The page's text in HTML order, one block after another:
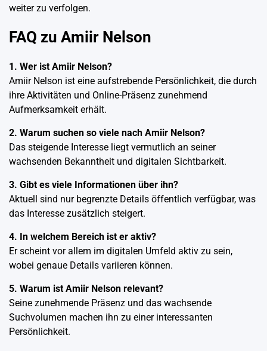
weiter zu verfolgen.
FAQ zu Amiir Nelson
1. Wer ist Amiir Nelson?
Amiir Nelson ist eine aufstrebende Persönlichkeit, die durch
ihre Aktivitäten und Online-Präsenz zunehmend
Aufmerksamkeit erhält.
2. Warum suchen so viele nach Amiir Nelson?
Das steigende Interesse liegt vermutlich an seiner
wachsenden Bekanntheit und digitalen Sichtbarkeit.
3. Gibt es viele Informationen über ihn?
Aktuell sind nur begrenzte Details öffentlich verfügbar, was
das Interesse zusätzlich steigert.
4. In welchem Bereich ist er aktiv?
Er scheint vor allem im digitalen Umfeld aktiv zu sein,
wobei genaue Details variieren können.
5. Warum ist Amiir Nelson relevant?
Seine zunehmende Präsenz und das wachsende
Suchvolumen machen ihn zu einer interessanten
Persönlichkeit.